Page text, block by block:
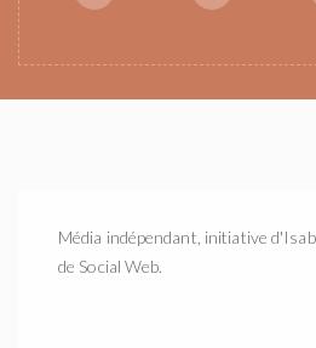
Média indépendant, initiative
de Social Web.